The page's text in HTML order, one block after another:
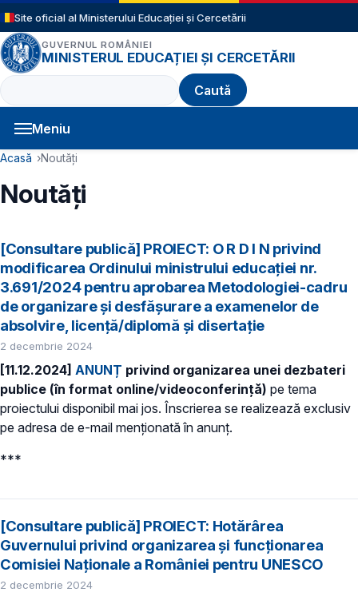
Sari la conținutul principal
Site oficial al Ministerului Educației și Cercetării
GUVERNUL ROMÂNIEI
MINISTERUL EDUCAȚIEI ȘI CERCETĂRII
Caută
Meniu
Navigație principală
Cale de navigare
Acasă Noutăți
Noutăți
[Consultare publică] PROIECT: O R D I N privind
modificarea Ordinului ministrului educației nr.
3.691/2024 pentru aprobarea Metodologiei-cadru
de organizare și desfășurare a examenelor de
absolvire, licență/diplomă și disertație
2 decembrie 2024
[11.12.2024] ANUNȚ privind organizarea unei dezbateri
publice (în format online/videoconferință) pe tema
proiectului disponibil mai jos. Înscrierea se realizează exclusiv
pe adresa de e-mail menționată în anunț.
***
[Consultare publică] PROIECT: Hotărârea
Guvernului privind organizarea și funcționarea
Comisiei Naționale a României pentru UNESCO
2 decembrie 2024